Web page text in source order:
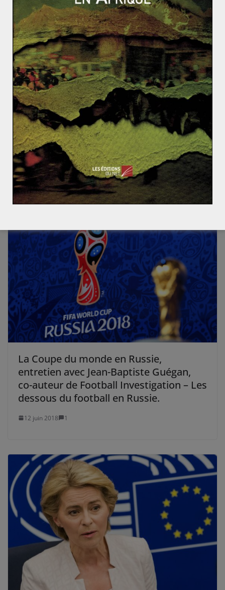
Pourquoi les accords commerciaux
entre l’UE et le Mercosur patinent ?
19 mars 2018 1
La Coupe du monde en Russie,
entretien avec Jean-Baptiste Guégan,
co-auteur de Football Investigation – Les
dessous du football en Russie.
12 juin 2018 1